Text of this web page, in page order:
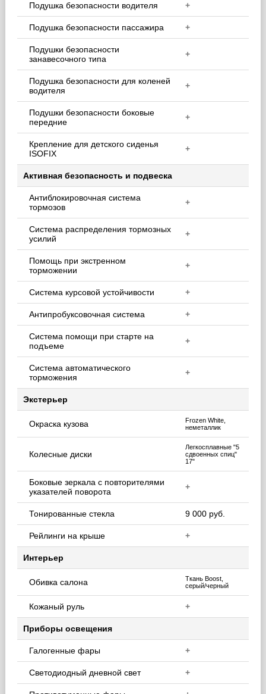
Подушка безопасности водителя +
Подушка безопасности пассажира +
Подушки безопасности
занавесочного типа
+
Подушка безопасности для коленей
водителя
+
Подушки безопасности боковые
передние
+
Крепление для детского сиденья
ISOFIX
+
Активная безопасность и подвеска
Антиблокировочная система
тормозов
+
Система распределения тормозных
усилий
+
Помощь при экстренном
торможении
+
Система курсовой устойчивости +
Антипробуксовочная система +
Система помощи при старте на
подъеме
+
Система автоматического
торможения
+
Экстерьер
Окраска кузова
Frozen White,
неметаллик
Колесные диски
Легкосплавные "5
сдвоенных спиц"
17"
Боковые зеркала с повторителями
указателей поворота
+
Тонированные стекла 9 000 руб.
Рейлинги на крыше +
Интерьер
Обивка салона
Ткань Boost,
серый/черный
Кожаный руль +
Приборы освещения
Галогенные фары +
Светодиодный дневной свет +